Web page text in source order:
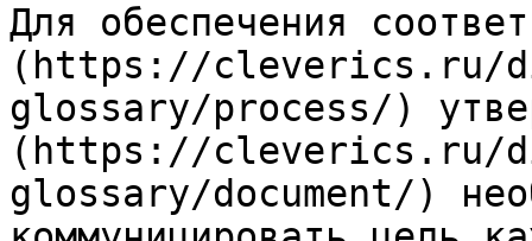
Для обеспечения
(https://cleverics.ru/
glossary/process/)
(https://cleverics.ru/
glossary/document/)